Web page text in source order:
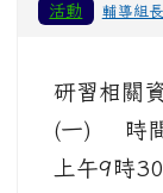
活動 輔導組長
研習相關
(一) 時間
上午9時